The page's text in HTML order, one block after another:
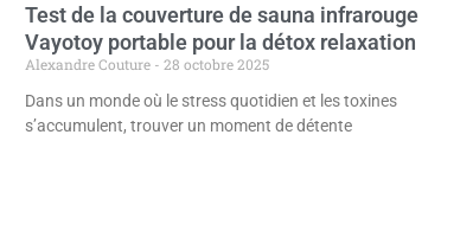
Test de la couverture de sauna infrarouge
Vayotoy portable pour la détox relaxation
Alexandre Couture
28 octobre 2025
Dans un monde où le stress quotidien et les toxines
s’accumulent, trouver un moment de détente